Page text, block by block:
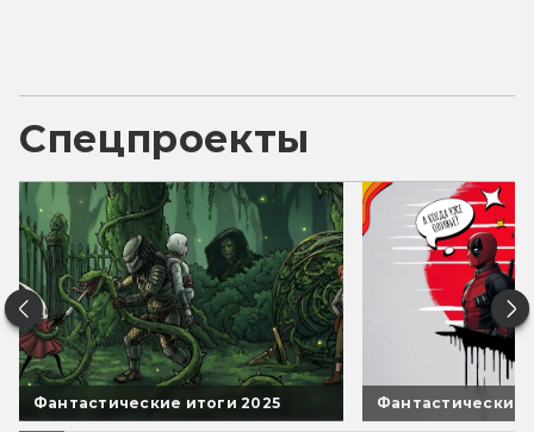
Спецпроекты
Фантастические итоги 2025 Фантастические